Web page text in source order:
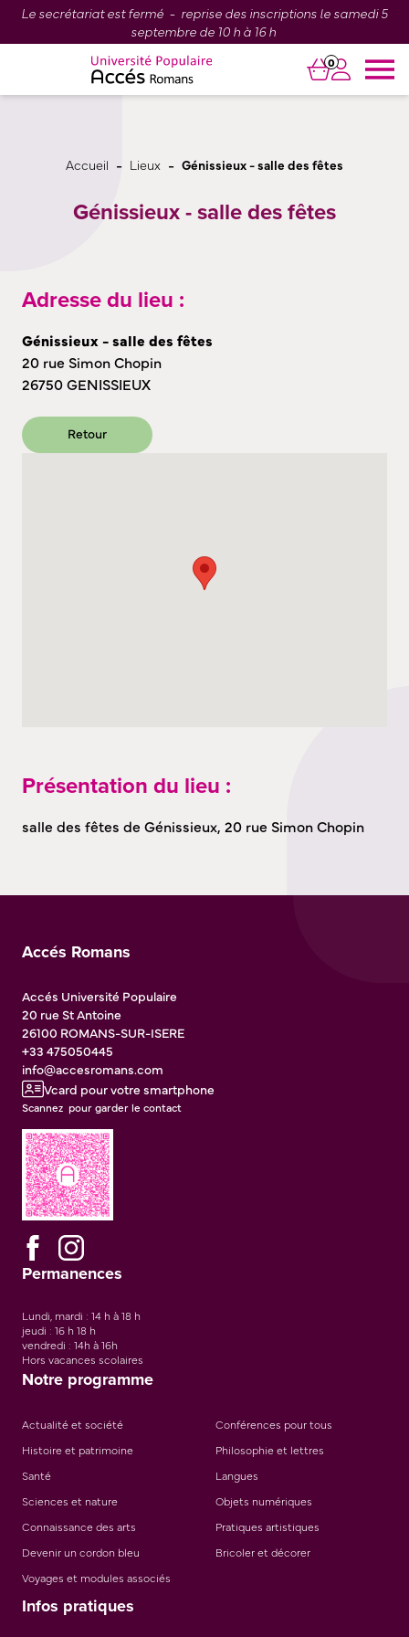
Le secrétariat est fermé - reprise des inscriptions le samedi 5
septembre de 10 h à 16 h
0
Accueil - Lieux - Génissieux - salle des fêtes
Génissieux - salle des fêtes
Adresse du lieu :
Génissieux - salle des fêtes
20 rue Simon Chopin
26750 GENISSIEUX
Retour
Présentation du lieu :
salle des fêtes de Génissieux, 20 rue Simon Chopin
Accés Romans
Accés Université Populaire
20 rue St Antoine
26100 ROMANS-SUR-ISERE
+33 475050445
info@accesromans.com
Vcard pour votre smartphone
Scannez pour garder le contact
Permanences
Lundi, mardi : 14 h à 18 h
jeudi : 16 h 18 h
vendredi : 14h à 16h
Hors vacances scolaires
Notre programme
Actualité et société
Conférences pour tous
Histoire et patrimoine
Philosophie et lettres
Santé
Langues
Sciences et nature
Objets numériques
Connaissance des arts
Pratiques artistiques
Devenir un cordon bleu
Bricoler et décorer
Voyages et modules associés
Infos pratiques